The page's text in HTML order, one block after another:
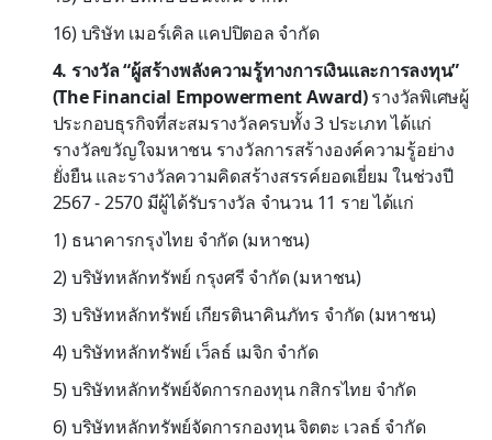
16) บริษัท เมอร์เคิล แคปปิตอล จำกัด
4. รางวัล “ผู้สร้างพลังความรู้ทางการเงินและการลงทุน”
(The Financial Empowerment Award)รางวัลพิเศษผู้
ประกอบธุรกิจที่สะสมรางวัลครบทั้ง 3 ประเภท ได้แก่
รางวัลขวัญใจมหาชน รางวัลการสร้างองค์ความรู้อย่าง
ยั่งยืน และรางวัลความคิดสร้างสรรค์ยอดเยี่ยม ในช่วงปี
2567 - 2570 มีผู้ได้รับรางวัล จำนวน 11 ราย ได้แก่
1) ธนาคารกรุงไทย จำกัด (มหาชน)
2) บริษัทหลักทรัพย์ กรุงศรี จำกัด (มหาชน)
3) บริษัทหลักทรัพย์ เกียรตินาคินภัทร จำกัด (มหาชน)
4) บริษัทหลักทรัพย์ เว็ลธ์ เมจิก จำกัด
5) บริษัทหลักทรัพย์จัดการกองทุน กสิกรไทย จำกัด
6) บริษัทหลักทรัพย์จัดการกองทุน จิตตะ เวลธ์ จำกัด